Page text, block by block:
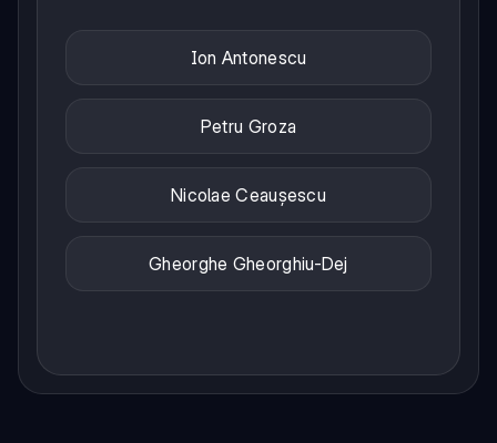
Ion Antonescu
Petru Groza
Nicolae Ceaușescu
Gheorghe Gheorghiu-Dej